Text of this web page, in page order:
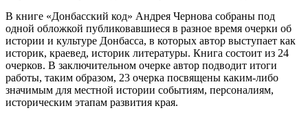
В книге «Донбасский код» Андрея Чернова собраны под
одной обложкой публиковавшиеся в разное время очерки об
истории и культуре Донбасса, в которых автор выступает как
историк, краевед, историк литературы. Книга состоит из 24
очерков. В заключительном очерке автор подводит итоги
работы, таким образом, 23 очерка посвящены каким-либо
значимым для местной истории событиям, персоналиям,
историческим этапам развития края.